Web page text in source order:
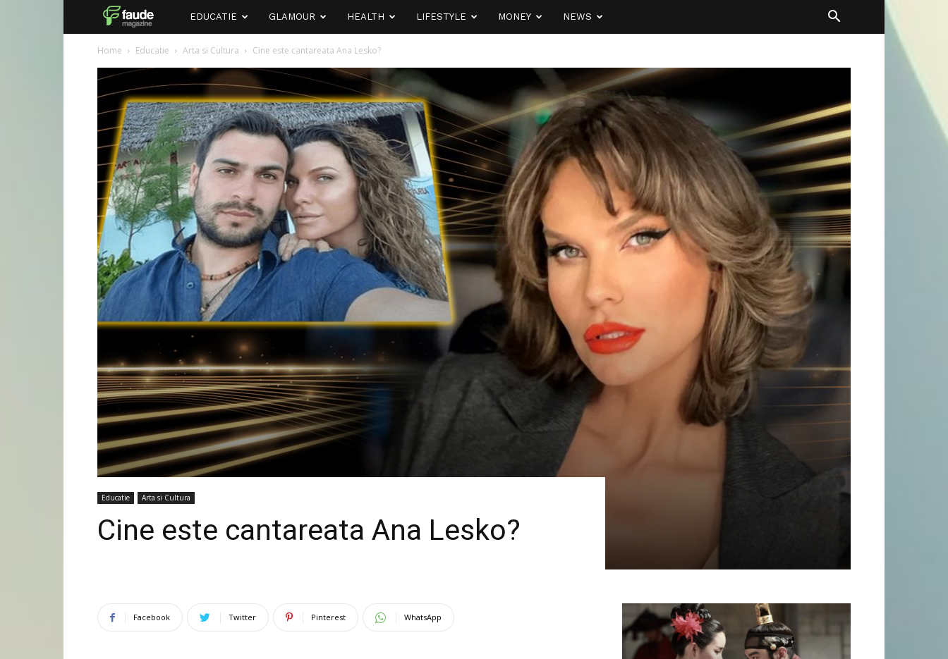
Faude
EDUCATIE GLAMOUR HEALTH LIFESTYLE MONEY NEWS
Home Educatie Arta si Cultura Cine este cantareata Ana Lesko?
Educatie Arta si Cultura
Cine este cantareata Ana Lesko?
Facebook Twitter Pinterest WhatsApp